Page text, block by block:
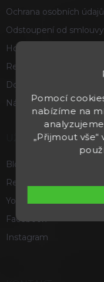
Pomocí
nabízíme na
„Přijmout
Ochrana osobních údajů
Odstoupení od smlouvy
Hodnocení obchodu
Reklamace a vrácení
Doprava a platba
Náš příběh
UŽITEČNÉ
Blog
Recenze a hodnocení
Youtube
Facebook
Instagram